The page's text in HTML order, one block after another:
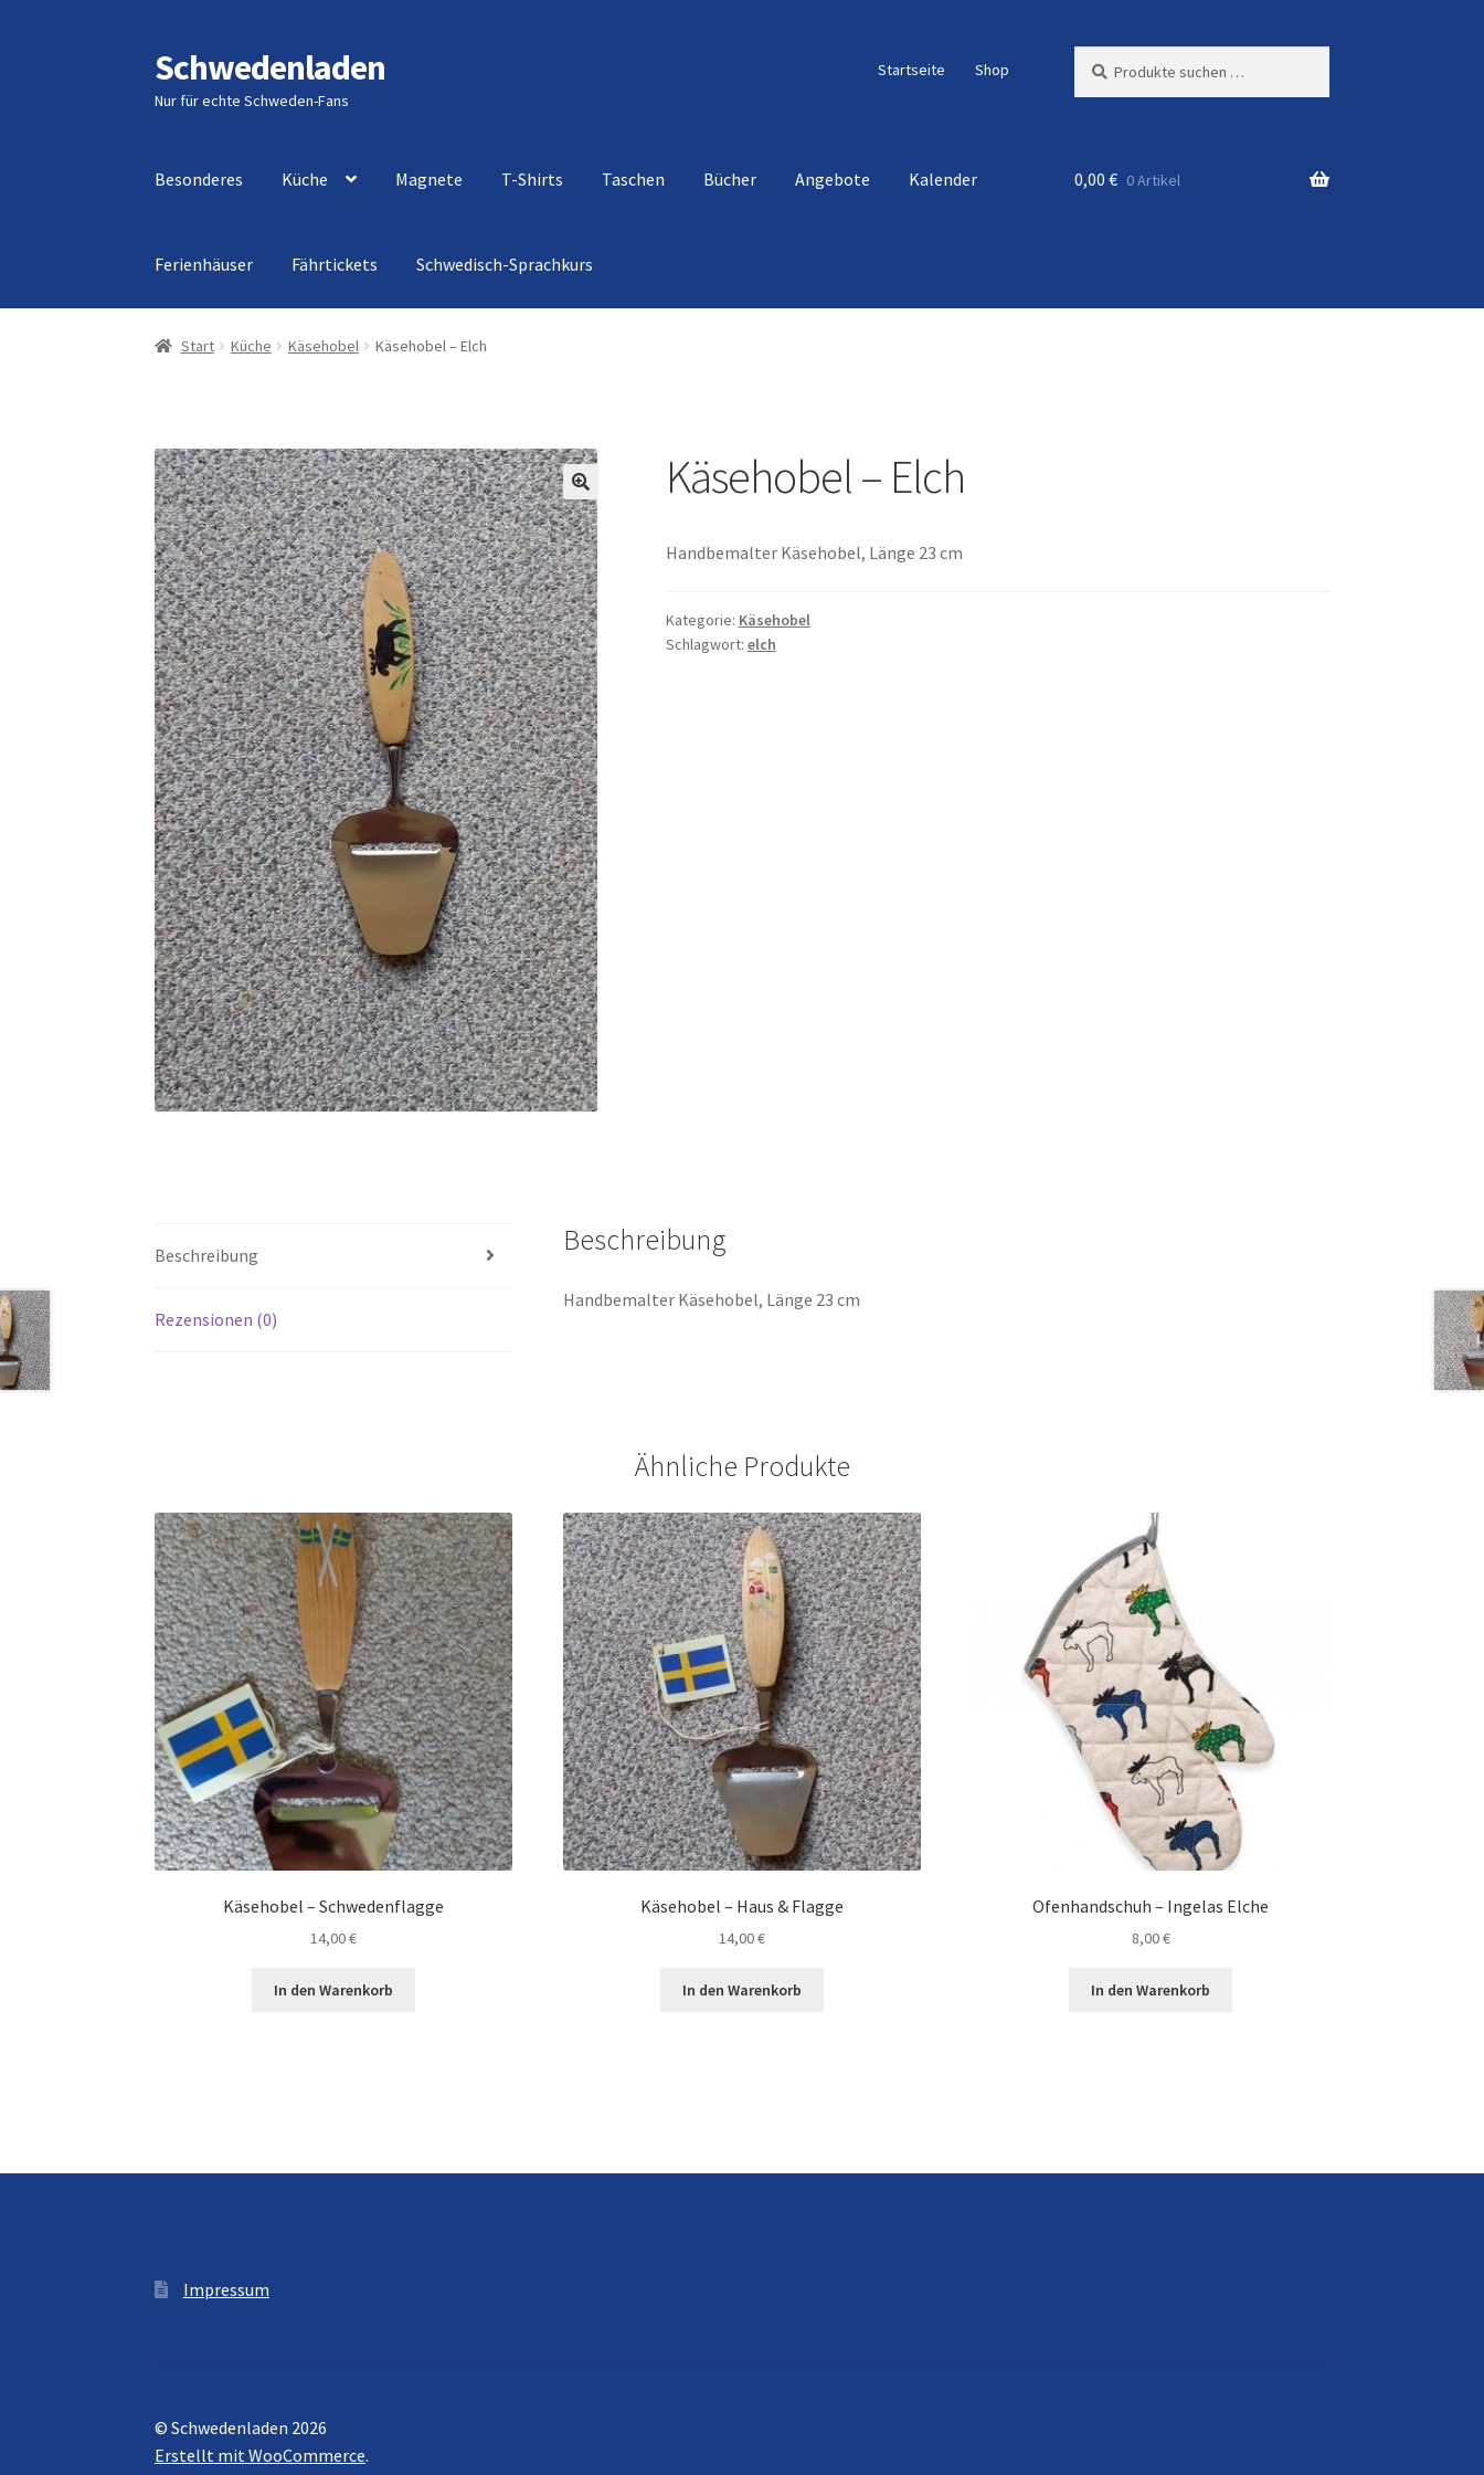
Zur
Navigation
springen
Zum
Inhalt
springen
Schwedenladen
Nur für echte Schweden-Fans
Startseite Shop
nach:
Besonderes Küche Magnete T-Shirts Taschen Bücher Angebote Kalender
Ferienhäuser Fährtickets Schwedisch-Sprachkurs
Start Angebote Cart Checkout Impressum My account
0,00 € 0 Artikel
Start Küche Käsehobel Käsehobel – Elch
Käsehobel – Elch
Handbemalter Käsehobel, Länge 23 cm
Kategorie: Käsehobel
Schlagwort: elch
Beschreibung
Rezensionen (0)
Beschreibung
Handbemalter Käsehobel, Länge 23 cm
Ähnliche Produkte
Käsehobel – Schwedenflagge
14,00€
In den Warenkorb
Käsehobel – Haus & Flagge
14,00€
In den Warenkorb
Ofenhandschuh – Ingelas Elche
8,00€
In den Warenkorb
Impressum
© Schwedenladen 2026
Erstellt mit WooCommerce.